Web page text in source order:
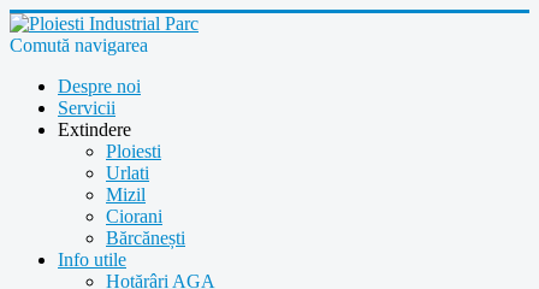
Comută navigarea
Despre noi
Servicii
Extindere
Ploiesti
Urlati
Mizil
Ciorani
Bărcănești
Info utile
Hotărâri AGA